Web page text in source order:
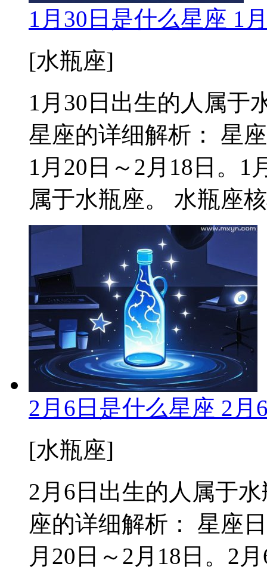
1月30日是什么星座 1
[水瓶座]
1月30日出生的人属于
星座的详细解析： 星
1月20日～2月18日。1
属于水瓶座。 水瓶座
2月6日是什么星座 2
[水瓶座]
2月6日出生的人属于
座的详细解析： 星座
月20日～2月18日。2